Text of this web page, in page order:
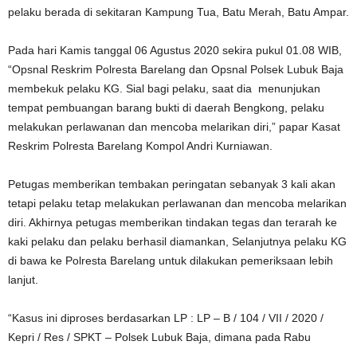
pelaku berada di sekitaran Kampung Tua, Batu Merah, Batu Ampar.
Pada hari Kamis tanggal 06 Agustus 2020 sekira pukul 01.08 WIB,
“Opsnal Reskrim Polresta Barelang dan Opsnal Polsek Lubuk Baja
membekuk pelaku KG. Sial bagi pelaku, saat dia menunjukan
tempat pembuangan barang bukti di daerah Bengkong, pelaku
melakukan perlawanan dan mencoba melarikan diri,” papar Kasat
Reskrim Polresta Barelang Kompol Andri Kurniawan.
Petugas memberikan tembakan peringatan sebanyak 3 kali akan
tetapi pelaku tetap melakukan perlawanan dan mencoba melarikan
diri. Akhirnya petugas memberikan tindakan tegas dan terarah ke
kaki pelaku dan pelaku berhasil diamankan, Selanjutnya pelaku KG
di bawa ke Polresta Barelang untuk dilakukan pemeriksaan lebih
lanjut.
“Kasus ini diproses berdasarkan LP : LP – B / 104 / VII / 2020 /
Kepri / Res / SPKT – Polsek Lubuk Baja, dimana pada Rabu